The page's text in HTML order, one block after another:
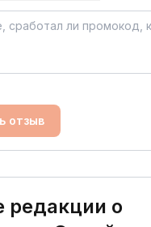
отзыв
редакции о